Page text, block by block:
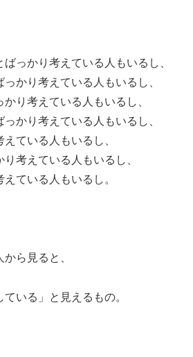
っかり考えている人もいるし、
かり考えている人もいるし、
り考えている人もいるし、
かり考えている人もいるし、
ている人もいるし、
考えている人もいるし、
ている人もいるし。
ら見ると、
ている」と見えるもの。